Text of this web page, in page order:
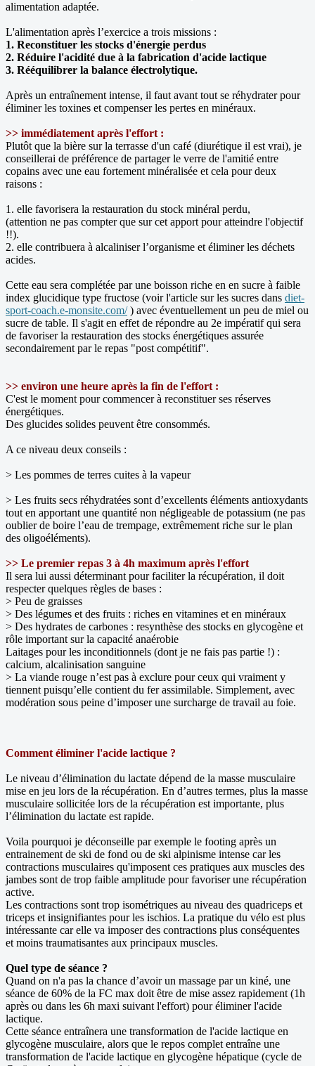
alimentation adaptée.
L'alimentation après l’exercice a trois missions :
1. Reconstituer les stocks d'énergie perdus
2. Réduire l'acidité due à la fabrication d'acide lactique
3. Rééquilibrer la balance électrolytique.
Après un entraînement intense, il faut avant tout se réhydrater pour
éliminer les toxines et compenser les pertes en minéraux.
>> immédiatement après l'effort :
Plutôt que la bière sur la terrasse d'un café (diurétique il est vrai), je
conseillerai de préférence de partager le verre de l'amitié entre
copains avec une eau fortement minéralisée et cela pour deux
raisons :
1. elle favorisera la restauration du stock minéral perdu,
(attention ne pas compter que sur cet apport pour atteindre l'objectif
!!).
2. elle contribuera à alcaliniser l’organisme et éliminer les déchets
acides.
Cette eau sera complétée par une boisson riche en en sucre à faible
index glucidique type fructose (voir l'article sur les sucres dans diet-
sport-coach.e-monsite.com/) avec éventuellement un peu de miel ou
sucre de table. Il s'agit en effet de répondre au 2e impératif qui sera
de favoriser la restauration des stocks énergétiques assurée
secondairement par le repas "post compétitif".
>> environ une heure après la fin de l'effort :
C'est le moment pour commencer à reconstituer ses réserves
énergétiques.
Des glucides solides peuvent être consommés.
A ce niveau deux conseils :
> Les pommes de terres cuites à la vapeur
> Les fruits secs réhydratées sont d’excellents éléments antioxydants
tout en apportant une quantité non négligeable de potassium (ne pas
oublier de boire l’eau de trempage, extrêmement riche sur le plan
des oligoéléments).
>> Le premier repas 3 à 4h maximum après l'effort
Il sera lui aussi déterminant pour faciliter la récupération, il doit
respecter quelques règles de bases :
> Peu de graisses
> Des légumes et des fruits : riches en vitamines et en minéraux
> Des hydrates de carbones : resynthèse des stocks en glycogène et
rôle important sur la capacité anaérobie
Laitages pour les inconditionnels (dont je ne fais pas partie !) :
calcium, alcalinisation sanguine
> La viande rouge n’est pas à exclure pour ceux qui vraiment y
tiennent puisqu’elle contient du fer assimilable. Simplement, avec
modération sous peine d’imposer une surcharge de travail au foie.
Comment éliminer l'acide lactique ?
Le niveau d’élimination du lactate dépend de la masse musculaire
mise en jeu lors de la récupération. En d’autres termes, plus la masse
musculaire sollicitée lors de la récupération est importante, plus
l’élimination du lactate est rapide.
Voila pourquoi je déconseille par exemple le footing après un
entrainement de ski de fond ou de ski alpinisme intense car les
contractions musculaires qu'imposent ces pratiques aux muscles des
jambes sont de trop faible amplitude pour favoriser une récupération
active.
Les contractions sont trop isométriques au niveau des quadriceps et
triceps et insignifiantes pour les ischios. La pratique du vélo est plus
intéressante car elle va imposer des contractions plus conséquentes
et moins traumatisantes aux principaux muscles.
Quel type de séance ?
Quand on n'a pas la chance d’avoir un massage par un kiné, une
séance de 60% de la FC max doit être de mise assez rapidement (1h
après ou dans les 6h maxi suivant l'effort) pour éliminer l'acide
lactique.
Cette séance entraînera une transformation de l'acide lactique en
glycogène musculaire, alors que le repos complet entraîne une
transformation de l'acide lactique en glycogène hépatique (cycle de